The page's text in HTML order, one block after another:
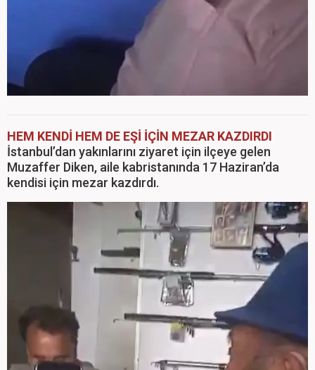
HEM KENDİ HEM DE EŞİ İÇİN MEZAR KAZDIRDI
İstanbul’dan yakınlarını ziyaret için ilçeye gelen
Muzaffer Diken, aile kabristanında 17 Haziran’da
kendisi için mezar kazdırdı.